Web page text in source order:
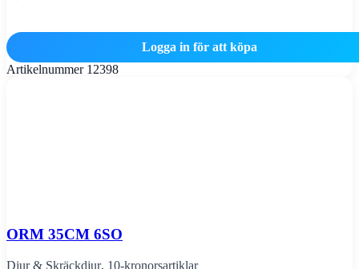
Logga in för att köpa
Artikelnummer 12398
ORM 35CM 6SO
Djur & Skräckdjur, 10-kronorsartiklar